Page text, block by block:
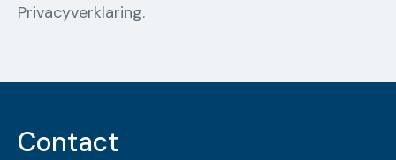
Privacyverklaring.
Contact